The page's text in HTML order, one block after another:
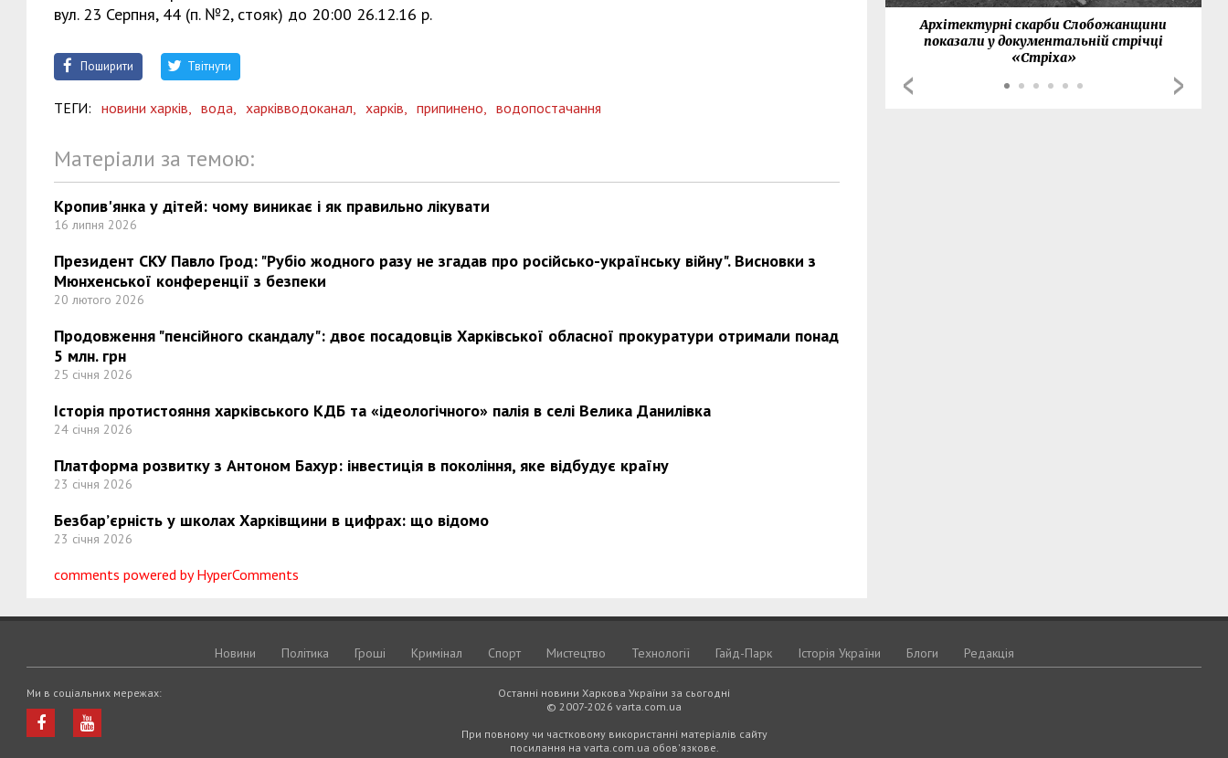
вул. 23 Серпня, 44 (п. №2, стояк) до 20:00 26.12.16 р.
Поширити Твітнути
ТЕГИ: новини харків, вода, харківводоканал, харків, припинено, водопостачання
Матеріали за темою:
Кропив'янка у дітей: чому виникає і як правильно лікувати
16 липня 2026
Президент СКУ Павло Грод: "Рубіо жодного разу не згадав про російсько-українську війну". Висновки з
Мюнхенської конференції з безпеки
20 лютого 2026
Продовження "пенсійного скандалу": двоє посадовців Харківської обласної прокуратури отримали понад
5 млн. грн
25 січня 2026
Історія протистояння харківського КДБ та «ідеологічного» палія в селі Велика Данилівка
24 січня 2026
Платформа розвитку з Антоном Бахур: інвестиція в покоління, яке відбудує країну
23 січня 2026
Безбар’єрність у школах Харківщини в цифрах: що відомо
23 січня 2026
comments powered by HyperComments
Архітектурні скарби Слобожанщини
показали у документальній стрічці
«Стріха»
Новини Політика Грошi Кримiнал Спорт Мистецтво Технологiї Гайд-Парк Історія України Блоги Редакція
Останні новини Харкова України за сьогодні
© 2007-2026 varta.com.ua
При повному чи частковому використанні матеріалів сайту
посилання на varta.com.ua обов'язкове.
Ми в соціальних мережах: